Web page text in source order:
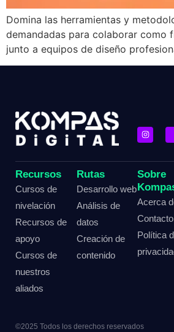
Domina las herramientas y
demandadas para colaborar como
junto a equipos de diseño
Recursos
Cursos de
nivelación
Recursos de
apoyo
Cursos de
nuestros
aliados
Rutas
Desarrollo web
Análisis de
datos
Creación de
contenido
Sobre
Acerca
Contacto
Política
©2025 Todos los derechos reservados